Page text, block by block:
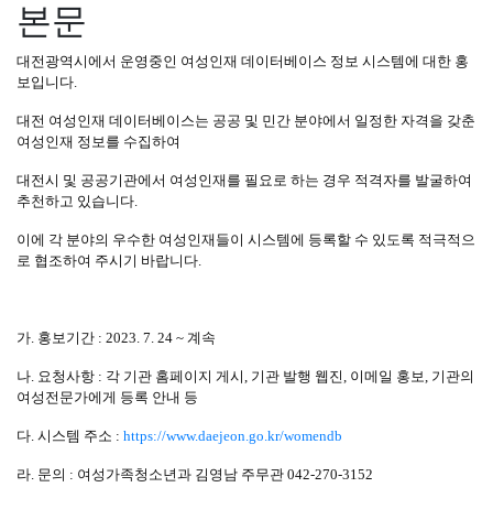
본문
대전광역시에서 운영중인 여성인재 데이터베이스 정보 시스템에 대한 홍
보입니다.
대전 여성인재 데이터베이스는 공공 및 민간 분야에서 일정한 자격을 갖춘
여성인재 정보를 수집하여
대전시 및 공공기관에서 여성인재를 필요로 하는 경우 적격자를 발굴하여
추천하고 있습니다.
이에 각 분야의 우수한 여성인재들이 시스템에 등록할 수 있도록 적극적으
로 협조하여 주시기 바랍니다.
가. 홍보기간 : 2023. 7. 24 ~ 계속
나. 요청사항 : 각 기관 홈페이지 게시, 기관 발행 웹진, 이메일 홍보, 기관의
여성전문가에게 등록 안내 등
다. 시스템 주소 : https://www.daejeon.go.kr/womendb
라. 문의 : 여성가족청소년과 김영남 주무관 042-270-3152